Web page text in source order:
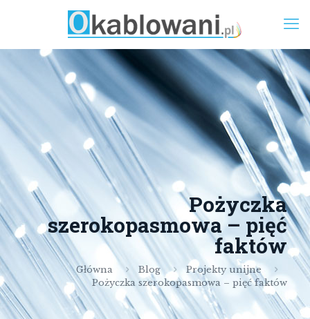
Pożyczka
szerokopasmowa – pięć
faktów
Główna Blog
Projekty unijne
Pożyczka szerokopasmowa – pięć faktów